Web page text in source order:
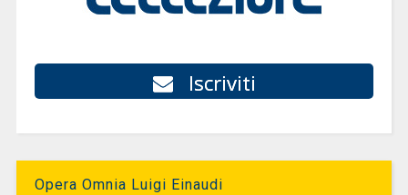
Iscriviti
Opera Omnia Luigi Einaudi